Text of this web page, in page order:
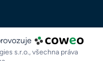
s.r.o.,všechna práva